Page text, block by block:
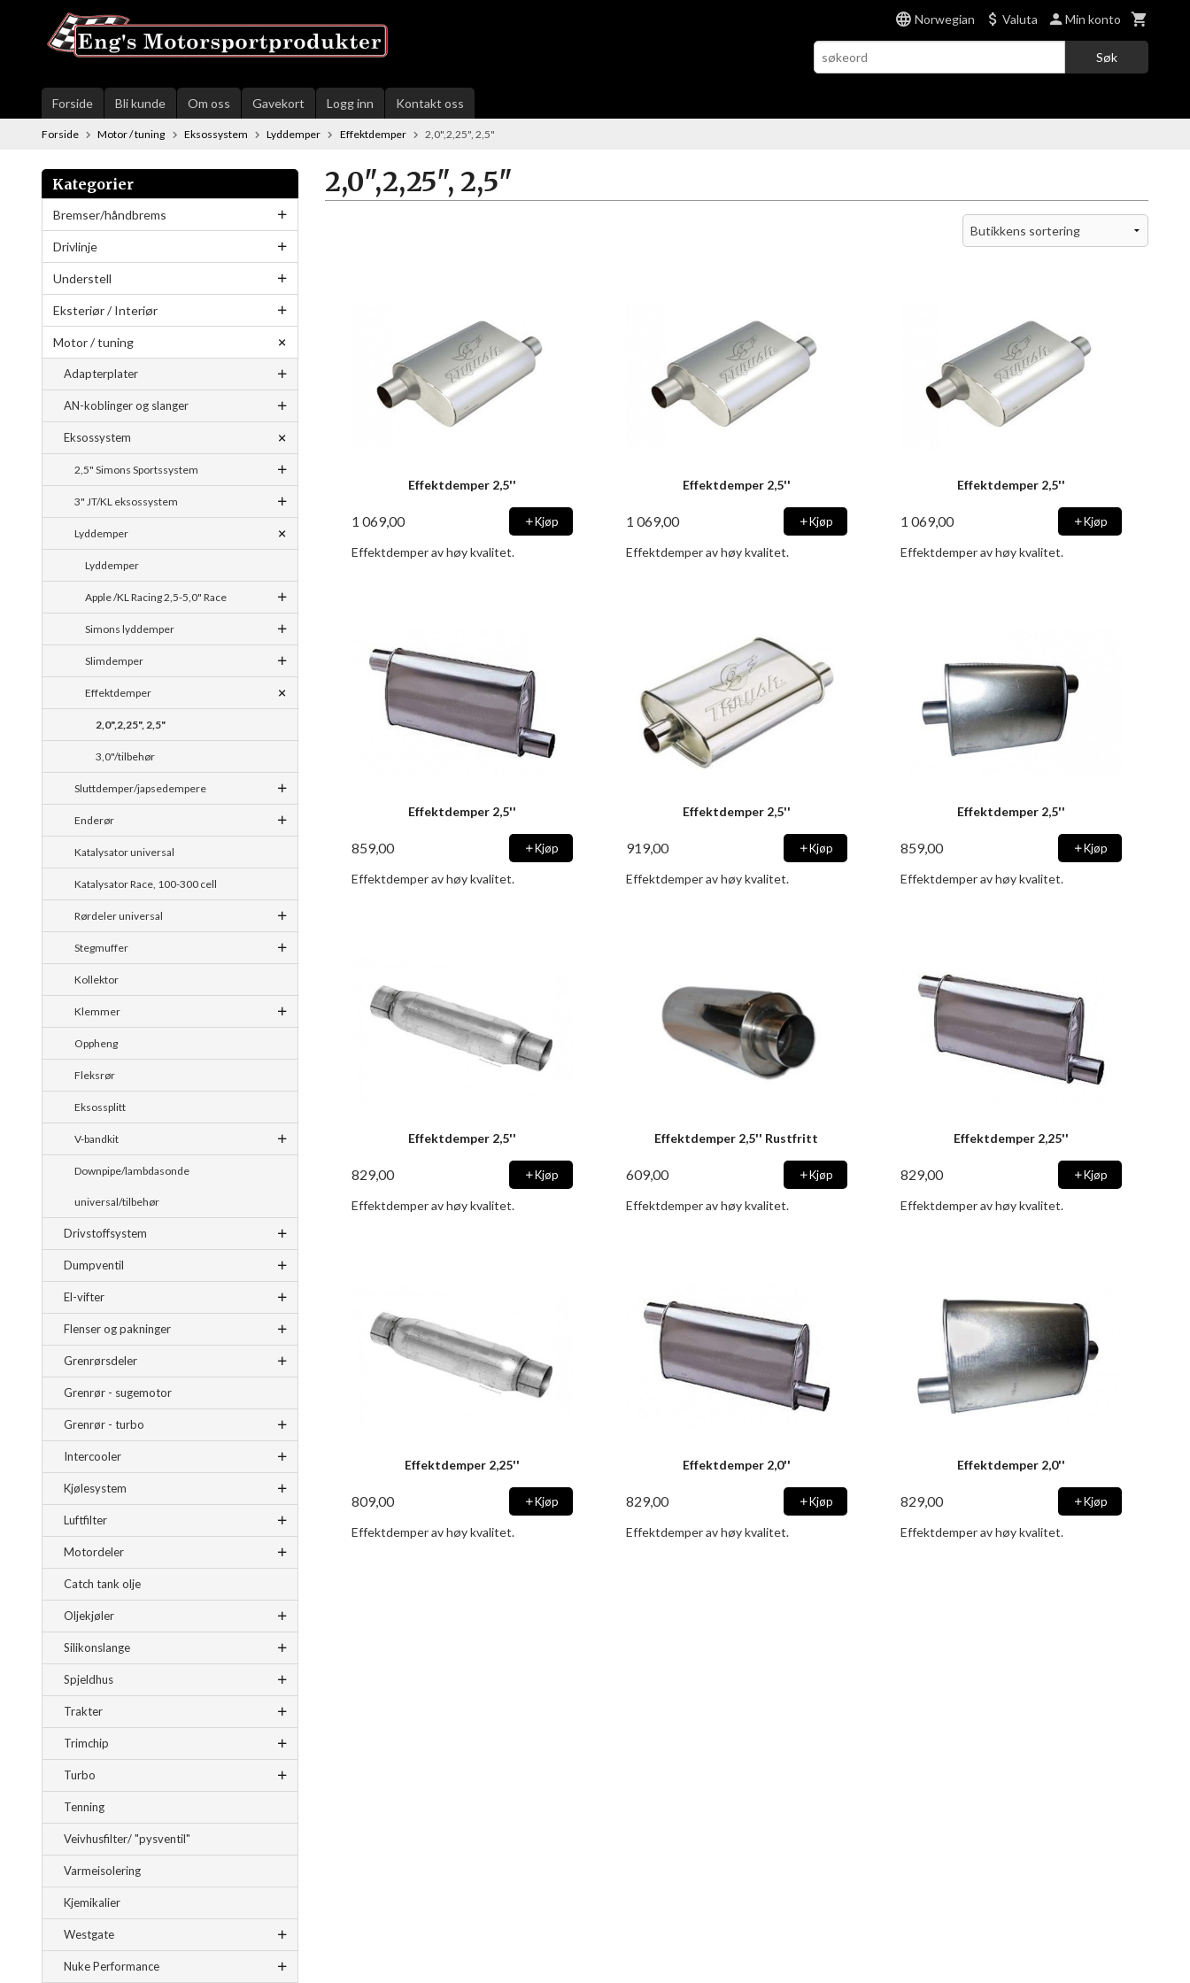
innholdet
Norwegian Valuta Min konto
Søk
Forside Bli kunde Om oss Gavekort Logg inn Kontakt oss
Forside Motor / tuning Eksossystem Lyddemper Effektdemper 2,0",2,25", 2,5"
Kategorier
Bremser/håndbrems
Drivlinje
Understell
Eksteriør / Interiør
Motor / tuning
Adapterplater
AN-koblinger og slanger
Eksossystem
2,5" Simons Sportssystem
3" JT/KL eksossystem
Lyddemper
Lyddemper
Apple /KL Racing 2,5-5,0" Race
Simons lyddemper
Slimdemper
Effektdemper
2,0",2,25", 2,5"
3,0"/tilbehør
Sluttdemper/japsedempere
Enderør
Katalysator universal
Katalysator Race, 100-300 cell
Rørdeler universal
Stegmuffer
Kollektor
Klemmer
Oppheng
Fleksrør
Eksossplitt
V-bandkit
Downpipe/lambdasonde
universal/tilbehør
Drivstoffsystem
Dumpventil
El-vifter
Flenser og pakninger
Grenrørsdeler
Grenrør - sugemotor
Grenrør - turbo
Intercooler
Kjølesystem
Luftfilter
Motordeler
Catch tank olje
Oljekjøler
Silikonslange
Spjeldhus
Trakter
Trimchip
Turbo
Tenning
Veivhusfilter/ "pysventil"
Varmeisolering
Kjemikalier
Westgate
Nuke Performance
2,0",2,25", 2,5"
Effektdemper 2,5''
1 069,00 Kjøp
Effektdemper av høy kvalitet.
Effektdemper 2,5''
1 069,00 Kjøp
Effektdemper av høy kvalitet.
Effektdemper 2,5''
1 069,00 Kjøp
Effektdemper av høy kvalitet.
Effektdemper 2,5''
859,00 Kjøp
Effektdemper av høy kvalitet.
Effektdemper 2,5''
919,00 Kjøp
Effektdemper av høy kvalitet.
Effektdemper 2,5''
859,00 Kjøp
Effektdemper av høy kvalitet.
Effektdemper 2,5''
829,00 Kjøp
Effektdemper av høy kvalitet.
Effektdemper 2,5'' Rustfritt
609,00 Kjøp
Effektdemper av høy kvalitet.
Effektdemper 2,25''
829,00 Kjøp
Effektdemper av høy kvalitet.
Effektdemper 2,25''
809,00 Kjøp
Effektdemper av høy kvalitet.
Effektdemper 2,0''
829,00 Kjøp
Effektdemper av høy kvalitet.
Effektdemper 2,0''
829,00 Kjøp
Effektdemper av høy kvalitet.